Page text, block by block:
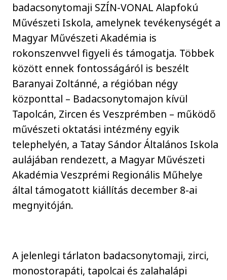
badacsonytomaji SZÍN-VONAL Alapfokú
Művészeti Iskola, amelynek tevékenységét a
Magyar Művészeti Akadémia is
rokonszenvvel figyeli és támogatja. Többek
között ennek fontosságáról is beszélt
Baranyai Zoltánné, a régióban négy
központtal – Badacsonytomajon kívül
Tapolcán, Zircen és Veszprémben – működő
művészeti oktatási intézmény egyik
telephelyén, a Tatay Sándor Általános Iskola
aulájában rendezett, a Magyar Művészeti
Akadémia Veszprémi Regionális Műhelye
által támogatott kiállítás december 8-ai
megnyitóján.
A jelenlegi tárlaton badacsonytomaji, zirci,
monostorapáti, tapolcai és zalahalápi